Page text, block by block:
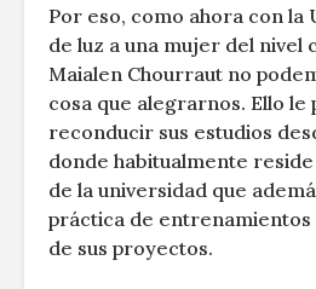
Por eso, como ahora con la
de luz a una mujer del nivel
Maialen Chourraut no
cosa que alegrarnos. Ello
reconducir sus estudios
donde habitualmente
de la universidad que
práctica de entrenamientos
de sus proyectos.